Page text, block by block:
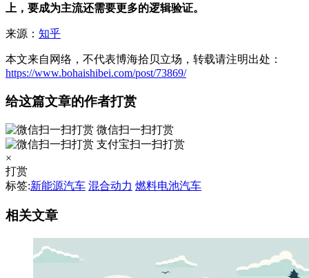
上，要成为主流还需要更多的逻辑验证。
来源： 知乎
本文来自网络，不代表博海拾贝立场，转载请注明出处：
https://www.bohaishibei.com/post/73869/
给这篇文章的作者打赏
微信扫一扫打赏
支付宝扫一扫打赏
×
打赏
标签:新能源汽车 混合动力 燃料电池汽车
相关文章